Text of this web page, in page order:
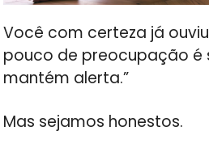
Você com certeza já
pouco de preocupação é
mantém alerta.”
Mas sejamos honestos.